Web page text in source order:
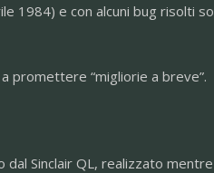
e con alcuni bug risolti
promettere “migliorie a breve”.
Sinclair QL, realizzato